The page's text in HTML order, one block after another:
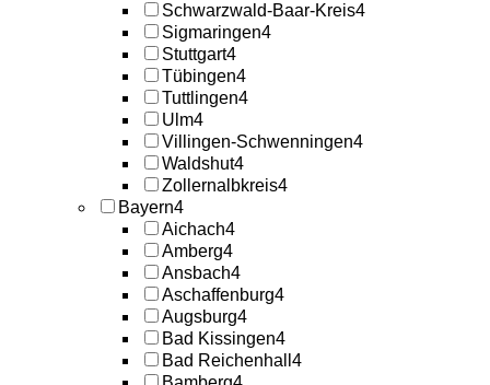
Schwarzwald-Baar-Kreis4
Sigmaringen4
Stuttgart4
Tübingen4
Tuttlingen4
Ulm4
Villingen-Schwenningen4
Waldshut4
Zollernalbkreis4
Bayern4
Aichach4
Amberg4
Ansbach4
Aschaffenburg4
Augsburg4
Bad Kissingen4
Bad Reichenhall 4